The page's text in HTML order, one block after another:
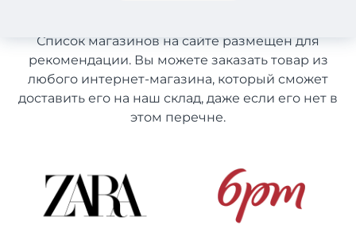
Список магазинов на сайте размещен для
рекомендации. Вы можете заказать товар из
любого интернет-магазина, который сможет
доставить его на наш склад, даже если его нет в
этом перечне.